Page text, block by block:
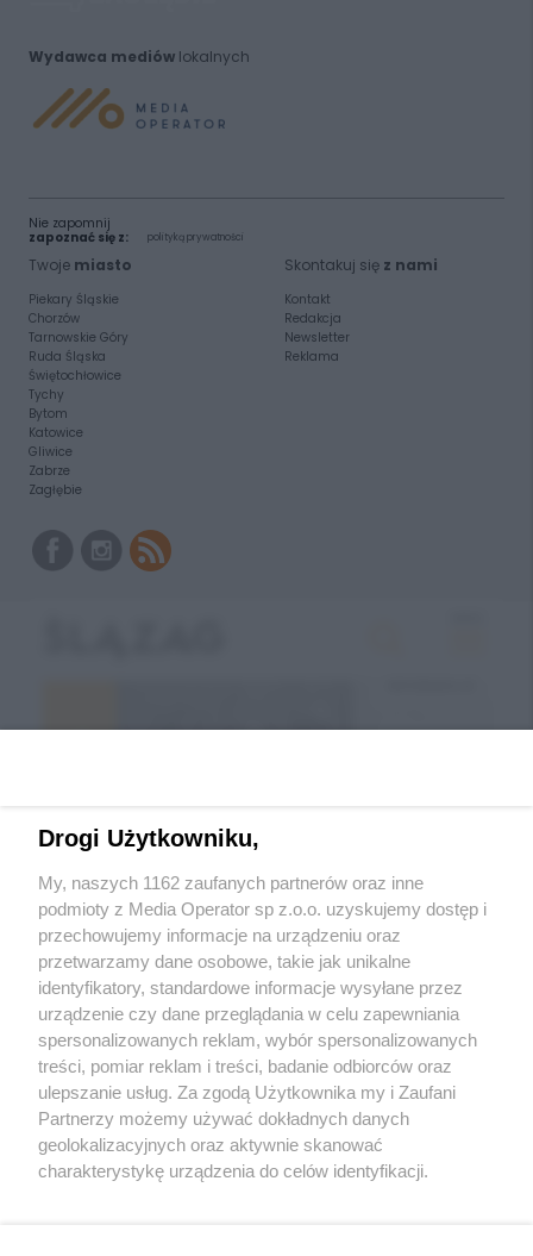
Wydawca mediówlokalnych
Nie zapomnij
zapoznać się z:
polityką prywatności
Twoje miasto
Piekary Śląskie
Chorzów
Tarnowskie Góry
Ruda Śląska
Świętochłowice
Tychy
Bytom
Katowice
Gliwice
Zabrze
Zagłębie
Skontakuj się z nami
Kontakt
Redakcja
Newsletter
Reklama
Wróć do strony głównej
bytomski.pl
0%
Drogi Użytkowniku,
My, naszych 1162 zaufanych partnerów oraz inne
podmioty z Media Operator sp z.o.o. uzyskujemy dostęp i
przechowujemy informacje na urządzeniu oraz
przetwarzamy dane osobowe, takie jak unikalne
identyfikatory, standardowe informacje wysyłane przez
urządzenie czy dane przeglądania w celu zapewniania
spersonalizowanych reklam, wybór spersonalizowanych
treści, pomiar reklam i treści, badanie odbiorców oraz
ulepszanie usług. Za zgodą Użytkownika my i Zaufani
Partnerzy możemy używać dokładnych danych
geolokalizacyjnych oraz aktywnie skanować
charakterystykę urządzenia do celów identyfikacji.